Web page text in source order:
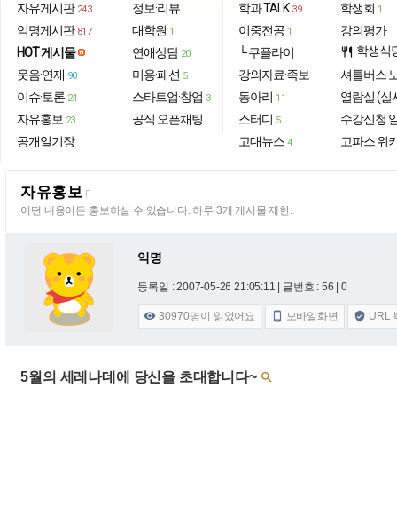
자유게시판 243
익명게시판 817
HOT 게시물
웃음·연재 90
이슈·토론 24
자유홍보 23
공개일기장
정보·리뷰
대학원 1
연애상담 20
미용·패션 5
스타트업·창업 3
공식 오픈채팅
학과 TALK 39
이중전공 1
└ 쿠플라이
강의자료·족보
동아리 11
스터디 5
고대뉴스 4
학생회 1
강의평가
restaurant 학생식
셔틀버스
열람실 (실
수강신청
고파스 위
자유홍보 F
어떤 내용이든 홍보하실 수 있습니다. 하루 3개 게시물 제한.
익명
등록일 : 2007-05-26 21:05:11 | 글번호 : 56 | 0
 30970명이 읽었어요  모바일화면  URL
5월의 세레나데에 당신을 초대합니다~ 